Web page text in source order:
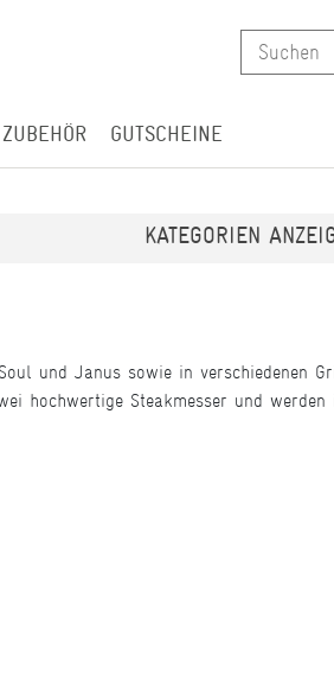
ZUBEHÖR GUTSCHEINE
KATEGORIEN
und Janus sowie in verschiedenen
hochwertige Steakmesser und